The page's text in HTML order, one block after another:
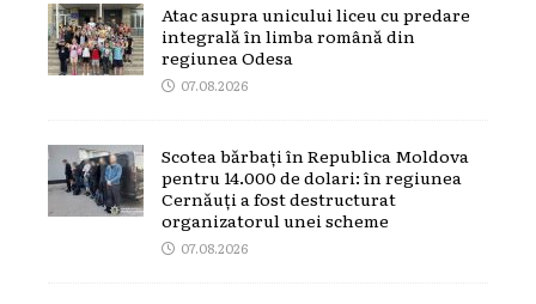
Atac asupra unicului liceu cu predare
integrală în limba română din
regiunea Odesa
07.08.2026
Scotea bărbați în Republica Moldova
pentru 14.000 de dolari: în regiunea
Cernăuți a fost destructurat
organizatorul unei scheme
07.08.2026